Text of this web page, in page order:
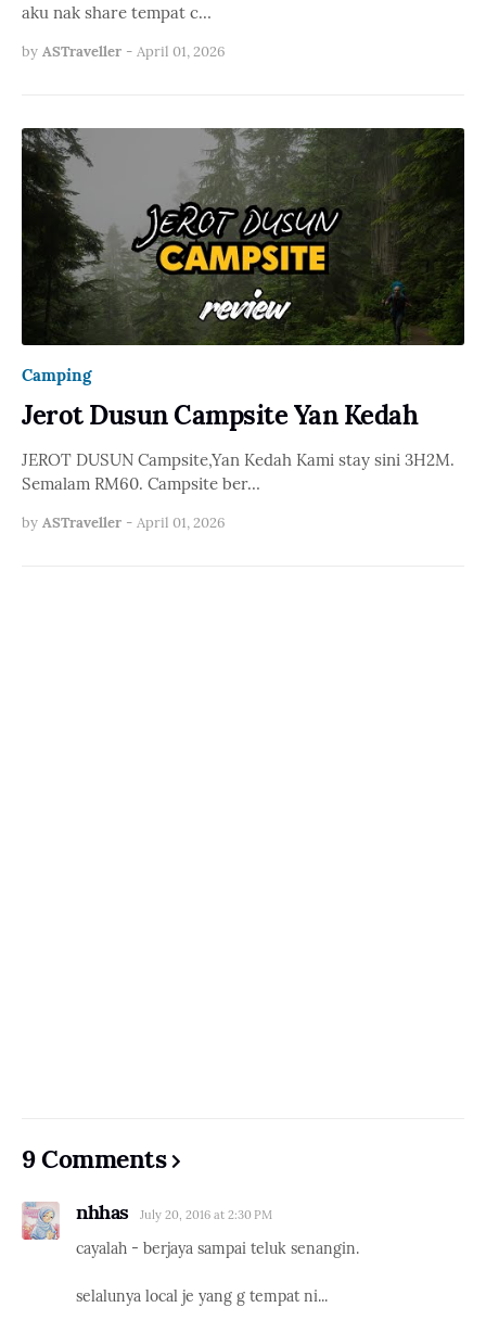
aku nak share tempat c…
by ASTraveller - April 01, 2026
Camping
Jerot Dusun Campsite Yan Kedah
JEROT DUSUN Campsite,Yan Kedah Kami stay sini 3H2M.
Semalam RM60. Campsite ber…
by ASTraveller - April 01, 2026
9 Comments
nhhas July 20, 2016 at 2:30 PM
cayalah - berjaya sampai teluk senangin.
selalunya local je yang g tempat ni...